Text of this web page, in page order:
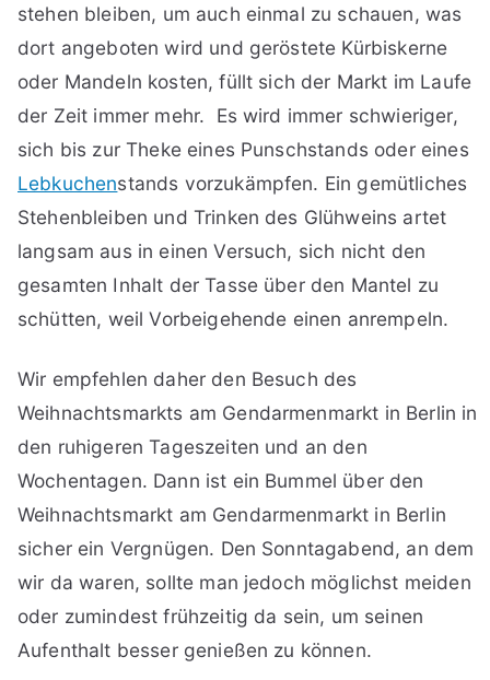
stehen bleiben, um auch einmal zu schauen, was
dort angeboten wird und geröstete Kürbiskerne
oder Mandeln kosten, füllt sich der Markt im Laufe
der Zeit immer mehr. Es wird immer schwieriger,
sich bis zur Theke eines Punschstands oder eines
Lebkuchenstands vorzukämpfen. Ein gemütliches
Stehenbleiben und Trinken des Glühweins artet
langsam aus in einen Versuch, sich nicht den
gesamten Inhalt der Tasse über den Mantel zu
schütten, weil Vorbeigehende einen anrempeln.
Wir empfehlen daher den Besuch des
Weihnachtsmarkts am Gendarmenmarkt in Berlin in
den ruhigeren Tageszeiten und an den
Wochentagen. Dann ist ein Bummel über den
Weihnachtsmarkt am Gendarmenmarkt in Berlin
sicher ein Vergnügen. Den Sonntagabend, an dem
wir da waren, sollte man jedoch möglichst meiden
oder zumindest frühzeitig da sein, um seinen
Aufenthalt besser genießen zu können.